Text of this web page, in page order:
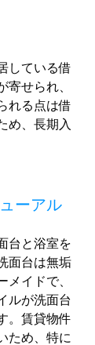
している借
寄せられ、
れる点は借
め、長期入
ーアル
台と浴室を
面台は無垢
メイドで、
ルが洗面台
。賃貸物件
ため、特に